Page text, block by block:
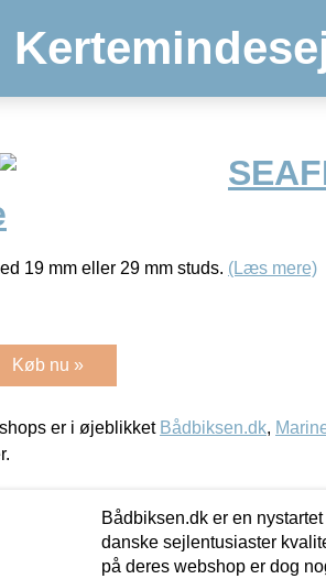
19 mm eller 29 mm studs. (Læs mere)
Køb nu »
er i øjeblikket Bådbiksen.dk,
Bådbiksen.dk er en
danske sejlentusiaster
på deres webshop er dog